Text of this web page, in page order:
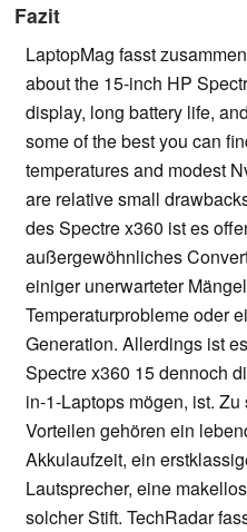
Fazit
LaptopMag fasst
about the 15-inch HP
display, long battery life,
some of the best you can
temperatures and modest
are relative small
des Spectre x360 ist es
außergewöhnliches
einiger unerwarteter
Temperaturprobleme oder
Generation. Allerdings ist
Spectre x360 15 dennoch
in-1-Laptops mögen, ist.
Vorteilen gehören ein
Akkulaufzeit, ein
Lautsprecher, eine
solcher Stift. TechRadar